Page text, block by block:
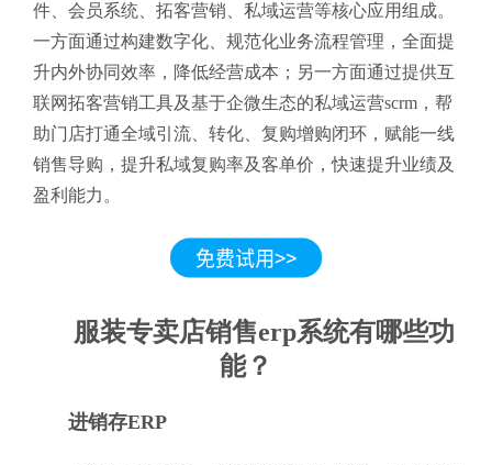
件、会员系统、拓客营销、私域运营等核心应用组成。
一方面通过构建数字化、规范化业务流程管理，全面提
升内外协同效率，降低经营成本；另一方面通过提供互
联网拓客营销工具及基于企微生态的私域运营scrm，帮
助门店打通全域引流、转化、复购增购闭环，赋能一线
销售导购，提升私域复购率及客单价，快速提升业绩及
盈利能力。
服装专卖店销售erp系统有哪些功
能？
进销存ERP